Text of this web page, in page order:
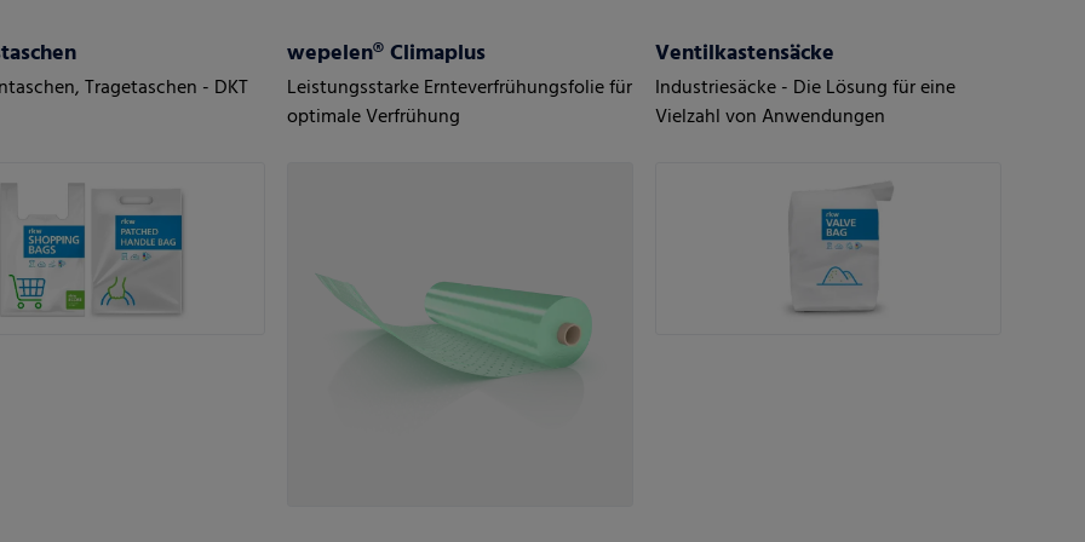
Tragetaschen - DKT
wepelen® Climaplus
Leistungsstarke Ernteverfrühungsfolie für
optimale Verfrühung
Ventilkastensäcke
Industriesäcke - Die Lösung für eine
Vielzahl von Anwendungen